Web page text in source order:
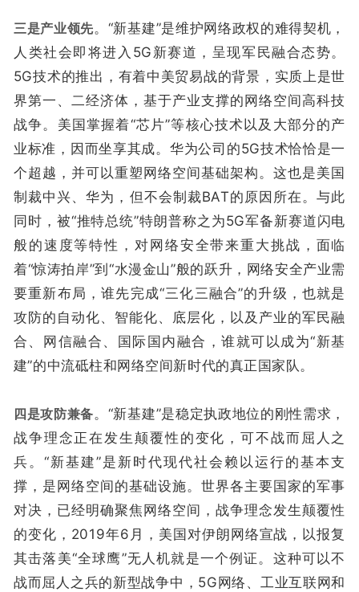
三是产业领先。“新基建”是维护网络政权的难得契机，
人类社会即将进入5G新赛道，呈现军民融合态势。
5G技术的推出，有着中美贸易战的背景，实质上是世
界第一、二经济体，基于产业支撑的网络空间高科技
战争。美国掌握着“芯片”等核心技术以及大部分的产
业标准，因而坐享其成。华为公司的5G技术恰恰是一
个超越，并可以重塑网络空间基础架构。这也是美国
制裁中兴、华为，但不会制裁BAT的原因所在。与此
同时，被“推特总统”特朗普称之为5G军备新赛道闪电
般的速度等特性，对网络安全带来重大挑战，面临
着“惊涛拍岸”到“水漫金山”般的跃升，网络安全产业需
要重新布局，谁先完成“三化三融合”的升级，也就是
攻防的自动化、智能化、底层化，以及产业的军民融
合、网信融合、国际国内融合，谁就可以成为“新基
建”的中流砥柱和网络空间新时代的真正国家队。
四是攻防兼备。“新基建”是稳定执政地位的刚性需求，
战争理念正在发生颠覆性的变化，可不战而屈人之
兵。“新基建”是新时代现代社会赖以运行的基本支
撑，是网络空间的基础设施。世界各主要国家的军事
对决，已经明确聚焦网络空间，战争理念发生颠覆性
的变化，2019年6月，美国对伊朗网络宣战，以报复
其击落美“全球鹰”无人机就是一个例证。这种可以不
战而屈人之兵的新型战争中，5G网络、工业互联网和